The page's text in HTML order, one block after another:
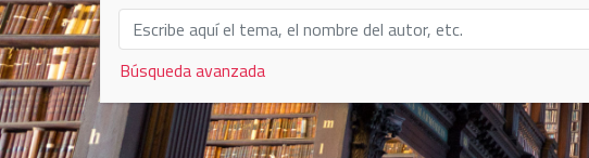
Búsqueda avanzada